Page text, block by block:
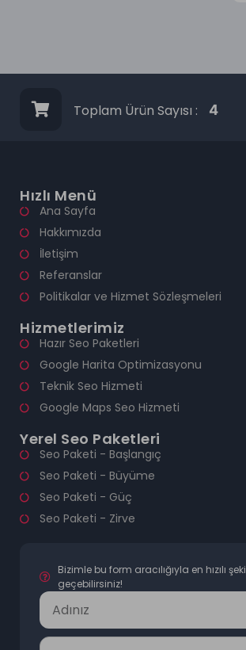
Toplam Ürün Sayısı : 4
Hızlı Menü
Ana Sayfa
Hakkımızda
İletişim
Referanslar
Politikalar ve Hizmet Sözleşmeleri
Hizmetlerimiz
Hazır Seo Paketleri
Google Harita Optimizasyonu
Teknik Seo Hizmeti
Google Maps Seo Hizmeti
Yerel Seo Paketleri
Seo Paketi - Başlangıç
Seo Paketi - Büyüme
Seo Paketi - Güç
Seo Paketi - Zirve
Bizimle bu form aracılığıyla en hızılı
geçebilirsiniz!